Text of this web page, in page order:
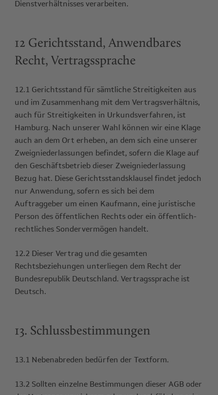
Dienstverhältnisses verarbeiten.
12 Gerichtsstand, Anwendbares
Recht, Vertragssprache
12.1 Gerichtsstand für sämtliche Streitigkeiten aus
und im Zusammenhang mit dem Vertragsverhältnis,
auch für Streitigkeiten in Urkundsverfahren, ist
Hamburg. Nach unserer Wahl können wir eine Klage
auch an dem Ort erheben, an dem sich eine unserer
Zweigniederlassungen befindet, sofern die Klage auf
den Geschäftsbetrieb dieser Zweigniederlassung
Bezug hat. Diese Gerichtsstandsklausel findet jedoch
nur Anwendung, sofern es sich bei dem
Auftraggeber um einen Kaufmann, eine juristische
Person des öffentlichen Rechts oder ein öffentlich-
rechtliches Sondervermögen handelt.
12.2 Dieser Vertrag und die gesamten
Rechtsbeziehungen unterliegen dem Recht der
Bundesrepublik Deutschland. Vertragssprache ist
Deutsch.
13. Schlussbestimmungen
13.1 Nebenabreden bedürfen der Textform.
13.2 Sollten einzelne Bestimmungen dieser AGB oder